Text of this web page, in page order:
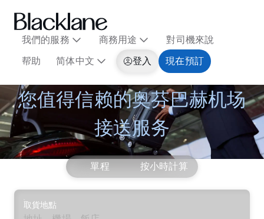
我們的服務 商務用途
對司機來說
帮助
简体中文 登入 現在預訂
您值得信赖的奥芬巴赫机场
接送服务
單程 按小時計算
取貨地點